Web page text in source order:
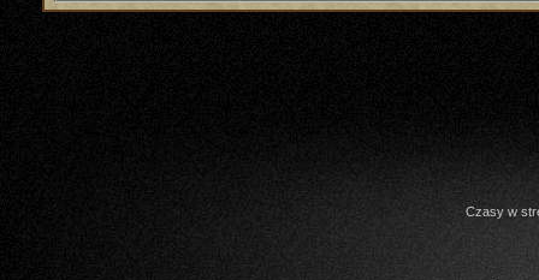
Czasy w